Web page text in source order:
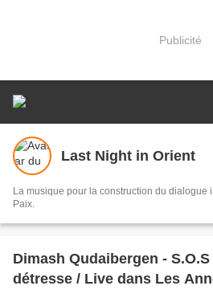
Publicité
Last Night in Orient
La musique pour la construction du dialogue
Paix.
Dimash Qudaibergen -
détresse / Live dans Les